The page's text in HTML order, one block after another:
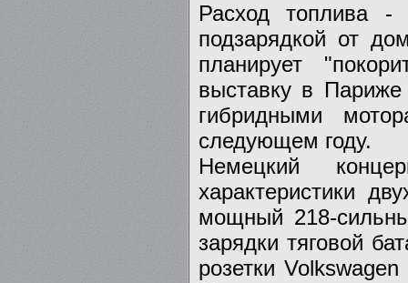
Расход топлива -
подзарядкой от
планирует
выставку в
гибридными
следующем году.
Немецкий
характеристики
мощный 218-
зарядки тяговой
розетки